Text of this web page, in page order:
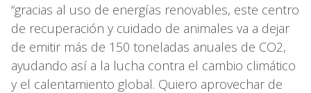
“gracias al uso de energías renovables, este centro
de recuperación y cuidado de animales va a dejar
de emitir más de 150 toneladas anuales de CO2,
ayudando así a la lucha contra el cambio climático
y el calentamiento global. Quiero aprovechar de